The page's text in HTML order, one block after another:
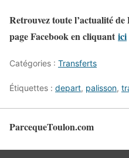
Retrouvez toute l’actualité
page Facebook en cliquant ici
Catégories : Transferts
Étiquettes : depart, palisson,
ParcequeToulon.com